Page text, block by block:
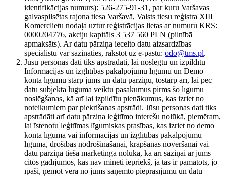
identifikācijas numurs): 526-275-91-31, par kuru Varšavas
galvaspilsētas rajona tiesa Varšavā, Valsts tiesu reģistra XIII
Komerclietu nodaļa uztur reģistrācijas lietas ar numuru KRS:
0000204776, akciju kapitāls 3 537 560 PLN (pilnībā
apmaksāts). Ar datu pārziņa iecelto datu aizsardzības
speciālistu var sazināties, rakstot uz e-pastu: odo@tms.pl.
Jūsu personas dati tiks apstrādāti, lai noslēgtu un izpildītu
Informācijas un izglītības pakalpojumu līgumu un Demo
konta līgumu starp jums un datu pārziņu, tostarp arī, lai pēc
datu subjekta lūguma veiktu pasākumus pirms šo līgumu
noslēgšanas, kā arī lai izpildītu pienākumus, kas izriet no
noteikumiem par piekrišanas apstrādi. Jūsu personas dati tiks
apstrādāti arī datu pārziņa leģitīmo interešu nolūkā, piemēram,
lai īstenotu leģitīmas līgumiskas prasības, kas izriet no demo
konta līguma vai informācijas un izglītības pakalpojumu
līguma, drošības nodrošināšanai, krāpšanas novēršanai vai
datu pārziņa tiešā mārketinga nolūkā, kā arī saziņai ar jums
citos gadījumos, kas nav minēti iepriekš, ja tas ir pamatots, jo
īpaši, ņemot vērā no jums saņemto pieprasījumu un datu